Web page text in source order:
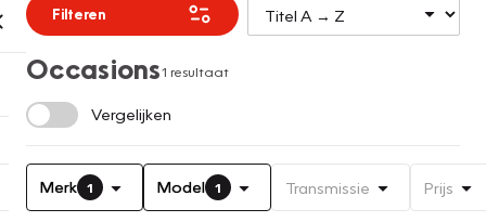
Filteren
Occasions1 resultaat
Vergelijken
Merk 1 Model 1 Transmissie Prijs